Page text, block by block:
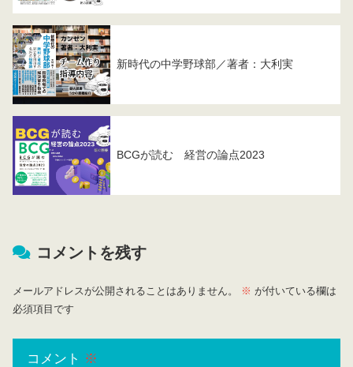
新時代の中学野球部／著者：大利実
BCGが読む 経営の論点2023
コメントを残す
メールアドレスが公開されることはありません。 ※ が付いている欄は
必須項目です
コメント ※